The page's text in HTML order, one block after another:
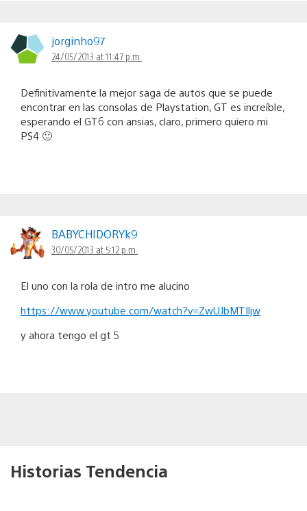
jorginho97
24/05/2013 at 11:47 p.m.
Definitivamente la mejor saga de autos que se puede
encontrar en las consolas de Playstation, GT es increíble,
esperando el GT6 con ansias, claro, primero quiero mi
PS4 🙂
BABYCHIDORYk9
30/05/2013 at 5:12 p.m.
El uno con la rola de intro me alucino
https://www.youtube.com/watch?v=ZwUJbMTIljw
y ahora tengo el gt 5
Historias Tendencia